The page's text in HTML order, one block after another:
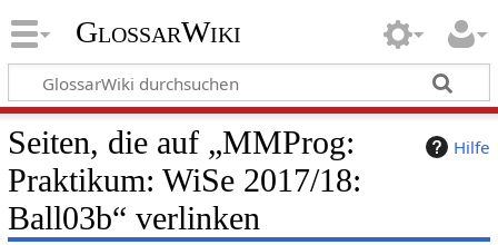
GlossarWiki
Hilfe
Seiten, die auf „MMProg:
Praktikum: WiSe 2017/18:
Ball03b“ verlinken